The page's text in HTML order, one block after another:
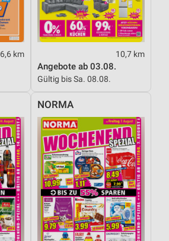
6,6 km 10,7 km
Angebote ab 03.08.
Gültig bis Sa. 08.08.
NORMA